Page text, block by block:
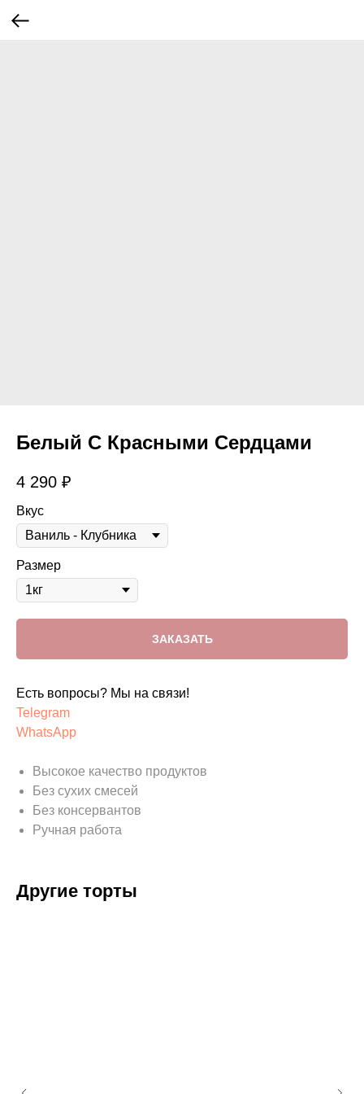
Белый С Красными Сердцами
4 290 ₽
Вкус
Размер
ЗАКАЗАТЬ
Есть вопросы? Мы на связи!
Telegram
WhatsApp
Высокое качество продуктов
Без сухих смесей
Без консервантов
Ручная работа
Другие торты